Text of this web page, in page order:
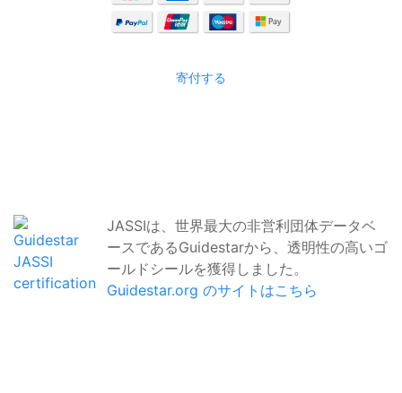
寄付する
JASSIは、世界最大の非営利団体データベ
ースであるGuidestarから、透明性の高いゴ
ールドシールを獲得しました。
Guidestar.org のサイトはこちら